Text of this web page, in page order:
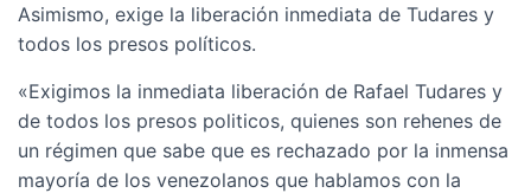
Asimismo, exige la liberación inmediata de Tudares y
todos los presos políticos.
«Exigimos la inmediata liberación de Rafael Tudares y
de todos los presos politicos, quienes son rehenes de
un régimen que sabe que es rechazado por la inmensa
mayoría de los venezolanos que hablamos con la